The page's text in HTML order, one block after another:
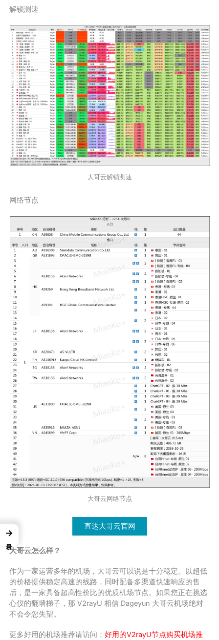
解锁测速
大哥云解锁测速
网络节点
大哥云网络节点
直达大哥云官网
大哥云怎么样？
作为一家运营多年的机场，大哥云可以说是十分稳定。以超低
的价格提供稳定高速的线路，同时配备多渠道快速响应的售
后，是一家具备超高性价比的优质机场节点。如果您正在挑选
心仪的翻墙梯子，那 V2rayU 相信 Dageyun 大哥云机场绝对
不会令您失望。
更多好用的机场推荐请访问：好用的V2rayU节点购买机场推
→